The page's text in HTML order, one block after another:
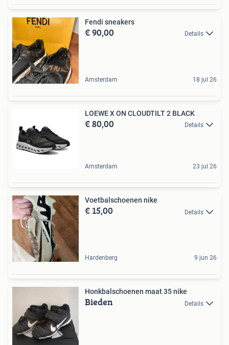
Fendi sneakers
€ 90,00 Details
Amsterdam 18 jul 26
LOEWE X ON CLOUDTILT 2 BLACK
€ 80,00 Details
Amsterdam 23 jul 26
Voetbalschoenen nike
€ 15,00 Details
Hardenberg 9 jun 26
Honkbalschoenen maat 35 nike
Bieden Details